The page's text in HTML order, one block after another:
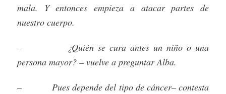
mala. Y entonces empieza a atacar partes de
nuestro cuerpo.
– ¿Quién se cura antes un niño o una
persona mayor? – vuelve a preguntar Alba.
– Pues depende del tipo de cáncer– contesta